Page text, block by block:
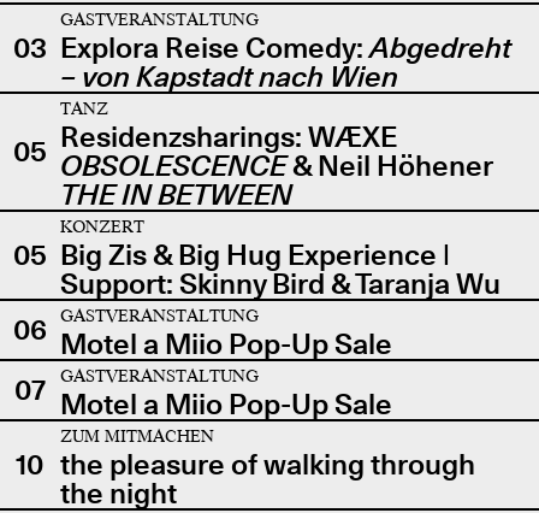
03
GASTVERANSTALTUNG
Explora Reise Comedy:Abgedreht
– von Kapstadt nach Wien
05
TANZ
Residenzsharings: WÆXE
OBSOLESCENCE& Neil Höhener
THE IN BETWEEN
05
KONZERT
Big Zis & Big Hug Experience |
Support: Skinny Bird & Taranja Wu
06
GASTVERANSTALTUNG
Motel a Miio Pop-Up Sale
07
GASTVERANSTALTUNG
Motel a Miio Pop-Up Sale
10
ZUM MITMACHEN
the pleasure of walking through
the night